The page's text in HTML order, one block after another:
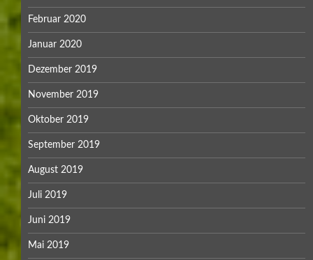
Februar 2020
Januar 2020
Dezember 2019
November 2019
Oktober 2019
September 2019
August 2019
Juli 2019
Juni 2019
Mai 2019